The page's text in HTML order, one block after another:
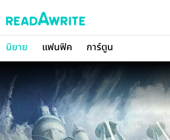
นิยาย แฟนฟิค การ์ตูน